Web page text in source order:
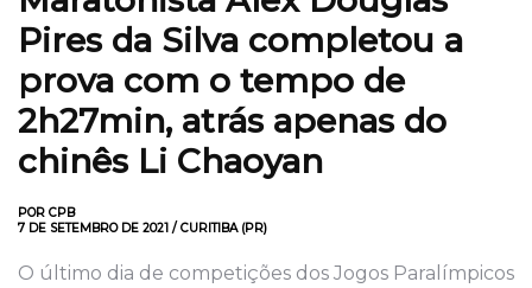
Pires da Silva completou a
prova com o tempo de
2h27min, atrás apenas do
chinês Li Chaoyan
POR CPB
7 DE SETEMBRO DE 2021 / CURITIBA (PR)
O último dia de competições dos Jogos Paralímpicos